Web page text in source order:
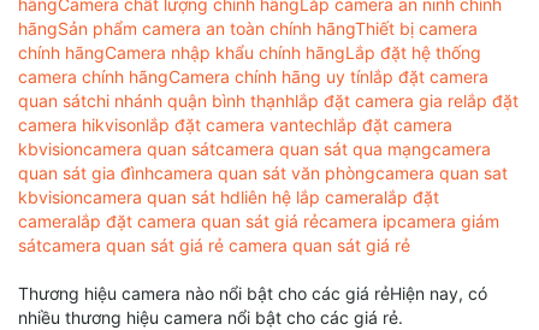
hãngCamera chất lượng chính hãngLắp camera an ninh chính
hãngSản phẩm camera an toàn chính hãngThiết bị camera
chính hãngCamera nhập khẩu chính hãngLắp đặt hệ thống
camera chính hãngCamera chính hãng uy tínlắp đặt camera
quan sátchi nhánh quận bình thạnhlắp đặt camera gia relắp đặt
camera hikvisonlắp đặt camera vantechlắp đặt camera
kbvisioncamera quan sátcamera quan sát qua mạngcamera
quan sát gia đìnhcamera quan sát văn phòngcamera quan sat
kbvisioncamera quan sát hdliên hệ lắp cameralắp đặt
cameralắp đặt camera quan sát giá rẻcamera ipcamera giám
sátcamera quan sát giá rẻ camera quan sát giá rẻ
Thương hiệu camera nào nổi bật cho các giá rẻHiện nay, có
nhiều thương hiệu camera nổi bật cho các giá rẻ.